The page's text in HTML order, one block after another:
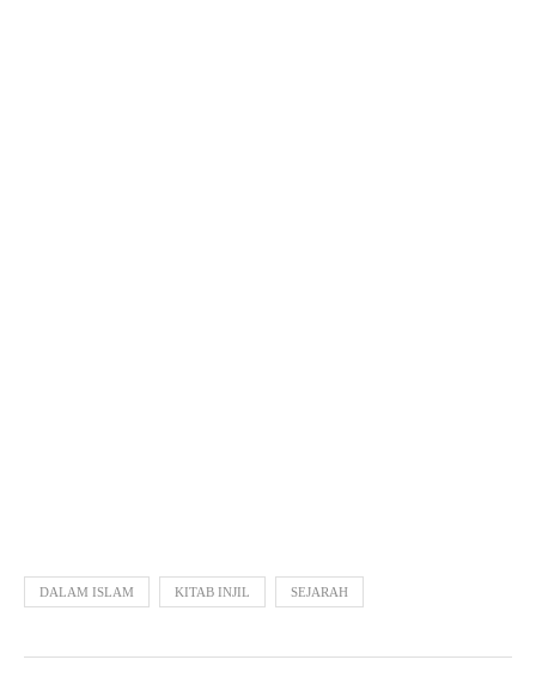
DALAM ISLAM KITAB INJIL SEJARAH